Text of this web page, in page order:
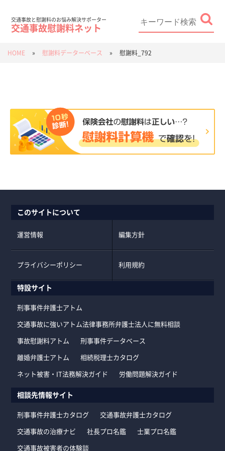
交通事故と慰謝料のお悩み解決サポーター
交通事故慰謝料ネット
HOME » 慰謝料データーベース » 慰謝料_792
このサイトについて
運営情報 編集方針
プライバシーポリシー 利用規約
特設サイト
刑事事件弁護士アトム
交通事故に強いアトム法律事務所弁護士法人に無料相談
事故慰謝料アトム 刑事事件データベース
離婚弁護士アトム 相続税理士カタログ
ネット被害・IT法務解決ガイド 労働問題解決ガイド
相談先情報サイト
刑事事件弁護士カタログ 交通事故弁護士カタログ
交通事故の治療ナビ 社長プロ名鑑 士業プロ名鑑
交通事故被害者の体験談